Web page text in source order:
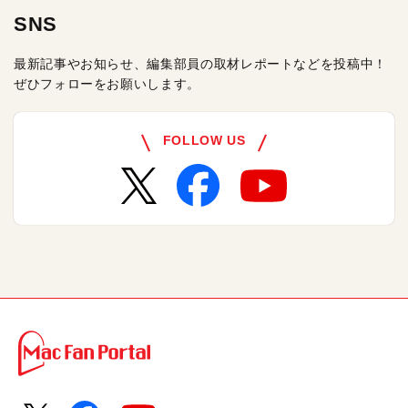
SNS
最新記事やお知らせ、編集部員の取材レポートなどを投稿中！
ぜひフォローをお願いします。
FOLLOW US